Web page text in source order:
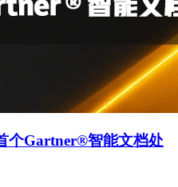
个Gartner®智能文档处